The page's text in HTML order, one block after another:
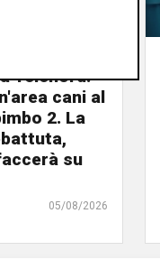
Telenord:
cani al
2. La
su
05/08/2026